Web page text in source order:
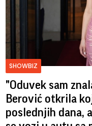
SHOWBIZ
"Oduvek sam
Berović otkrila
poslednjih dana,